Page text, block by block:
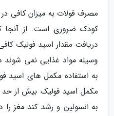
مصرف فولات به میزان کافی در
کودک ضروری است. از آنجا
دریافت مقدار اسید فولیک
وسیله مواد غذایی نمی شوند
به استفاده مکمل های اسید
مکمل اسید فولیک بیش از
به انسولین و رشد کند مغز